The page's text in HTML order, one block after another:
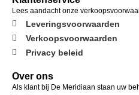
Lees aandacht onze
Leveringsvoorwaarden
Verkoopsvoorwaarden
Privacy beleid
Over ons
Als klant bij De Meridiaan staan uw